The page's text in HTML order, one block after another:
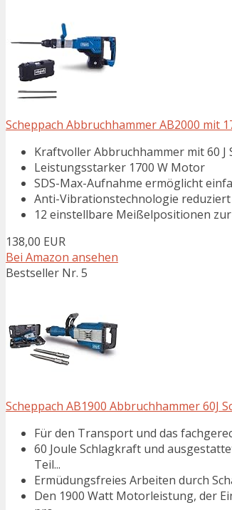
Scheppach Abbruchhammer AB2000 mit
Kraftvoller Abbruchhammer mit 60 J
Leistungsstarker 1700 W Motor
SDS-Max-Aufnahme ermöglicht
Anti-Vibrationstechnologie
12 einstellbare Meißelpositionen
138,00 EUR
Bei Amazon ansehen
Bestseller Nr. 5
Scheppach AB1900 Abbruchhammer 60J
Für den Transport und das
60 Joule Schlagkraft und
Teil...
Ermüdungsfreies Arbeiten durch
Den 1900 Watt Motorleistung, der